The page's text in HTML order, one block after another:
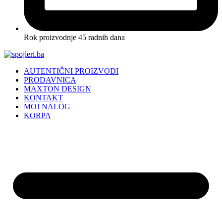
Rok proizvodnje 45 radnih dana
AUTENTIČNI PROIZVODI
PRODAVNICA
MAXTON DESIGN
KONTAKT
MOJ NALOG
KORPA